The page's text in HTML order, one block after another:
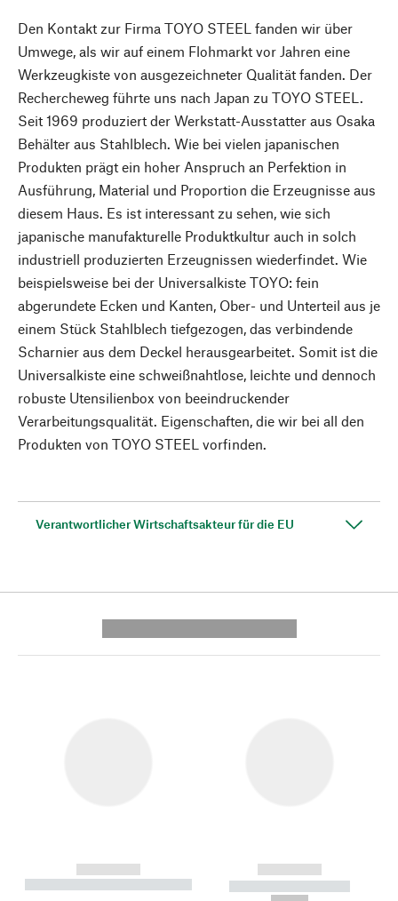
Den Kontakt zur Firma TOYO STEEL fanden wir über
Umwege, als wir auf einem Flohmarkt vor Jahren eine
Werkzeugkiste von ausgezeichneter Qualität fanden. Der
Rechercheweg führte uns nach Japan zu TOYO STEEL.
Seit 1969 produziert der Werkstatt-Ausstatter aus Osaka
Behälter aus Stahlblech. Wie bei vielen japanischen
Produkten prägt ein hoher Anspruch an Perfektion in
Ausführung, Material und Proportion die Erzeugnisse aus
diesem Haus. Es ist interessant zu sehen, wie sich
japanische manufakturelle Produktkultur auch in solch
industriell produzierten Erzeugnissen wiederfindet. Wie
beispielsweise bei der Universalkiste TOYO: fein
abgerundete Ecken und Kanten, Ober- und Unterteil aus je
einem Stück Stahlblech tiefgezogen, das verbindende
Scharnier aus dem Deckel herausgearbeitet. Somit ist die
Universalkiste eine schweißnahtlose, leichte und dennoch
robuste Utensilienbox von beeindruckender
Verarbeitungsqualität. Eigenschaften, die wir bei all den
Produkten von TOYO STEEL vorfinden.
Verantwortlicher Wirtschaftsakteur für die EU
------------
----------- ----------- --------
------------
----------- -----------